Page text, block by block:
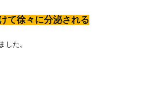
て徐々に分泌される
した。